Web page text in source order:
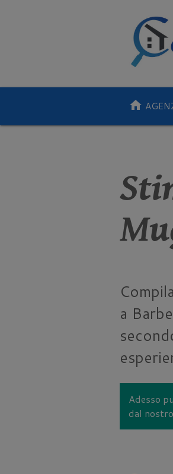
home
a
Adesso
dal